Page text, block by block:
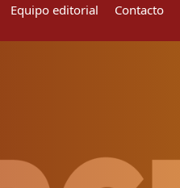
Equipo editorial Contacto